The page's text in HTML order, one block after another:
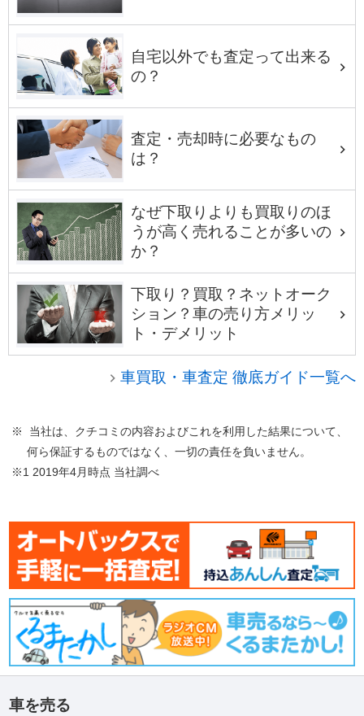
自宅以外でも査定って出来る
の？
査定・売却時に必要なもの
は？
なぜ下取りよりも買取りのほ
うが高く売れることが多いの
か？
下取り？買取？ネットオーク
ション？車の売り方メリッ
ト・デメリット
車買取・車査定 徹底ガイド一覧へ
※ 当社は、クチコミの内容およびこれを利用した結果について、
何ら保証するものではなく、一切の責任を負いません。
※1 2019年4月時点 当社調べ
車を売る